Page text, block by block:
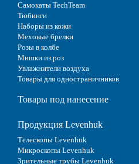
Самокаты TechTeam
Тюбинги
Наборы из кожи
Меховые брелки
Розы в колбе
Мишки из роз
Увлажнители воздуха
Товары для одностраничников
Товары под нанесение
Продукция Levenhuk
Телескопы Levenhuk
Микроскопы Levenhuk
Зрительные трубы Levenhuk